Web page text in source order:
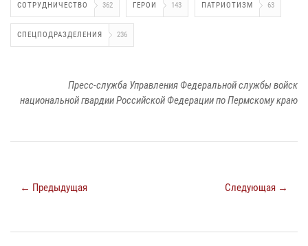
СОТРУДНИЧЕСТВО 362 ГЕРОИ 143 ПАТРИОТИЗМ 63
СПЕЦПОДРАЗДЕЛЕНИЯ 236
Пресс-служба Управления Федеральной службы войск
национальной гвардии Российской Федерации по Пермскому краю
← Предыдущая Следующая →